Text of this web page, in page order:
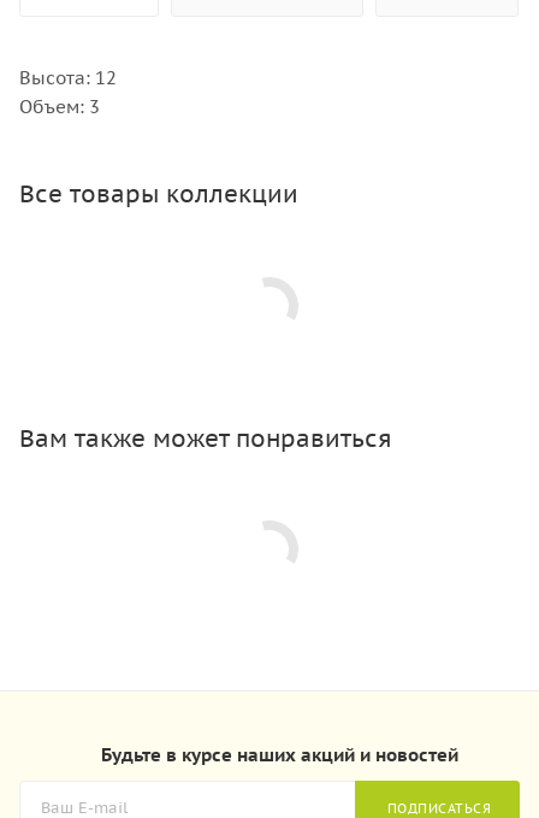
Высота: 12
Объем: 3
Все товары коллекции
Вам также может понравиться
Будьте в курсе наших акций и новостей
ПОДПИСАТЬСЯ